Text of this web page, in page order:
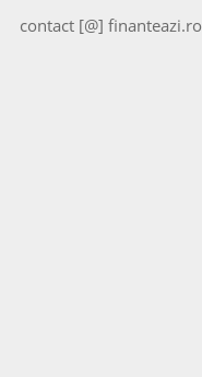
contact [@] finanteazi.ro